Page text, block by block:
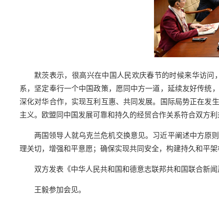
默茨表示，很高兴在中国人民欢庆春节的时候来华访
系，坚定奉行一个中国政策，愿同中方一道，延续友好传统
深化对华合作，实现互利互惠、共同发展。国际局势正在发
主义。欧盟同中国发展可靠和持久的经贸合作关系符合双方
两国领导人就乌克兰危机交换意见。习近平阐述中方原
理关切，增强和平意愿；确保实现共同安全，构建持久和平
双方发表《中华人民共和国和德意志联邦共和国联合新
王毅参加会见。